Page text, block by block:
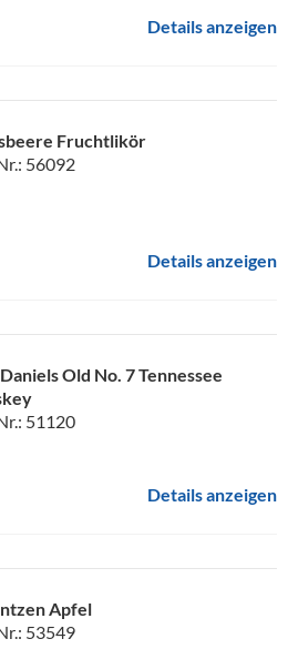
Details anzeigen
Fruchtlikör
56092
Details anzeigen
Old No. 7 Tennessee
51120
Details anzeigen
Apfel
53549